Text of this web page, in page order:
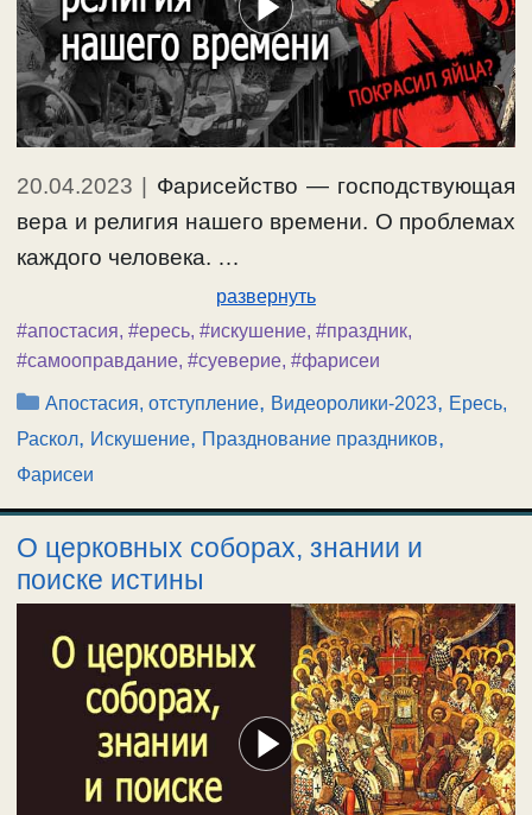
20.04.2023
Фарисейство — господствующая
вера и религия нашего времени. О проблемах
каждого человека. …
развернуть
#апостасия, #ересь, #искушение, #праздник,
#самооправдание, #суеверие, #фарисеи
Рубрики
Апостасия, отступление, Видеоролики-2023, Ересь,
Раскол, Искушение, Празднование праздников,
Фарисеи
О церковных соборах, знании и
поиске истины